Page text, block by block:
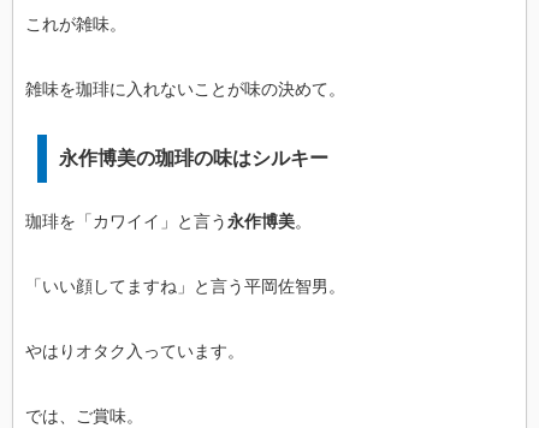
これが雑味。
雑味を珈琲に入れないことが味の決めて。
永作博美の珈琲の味はシルキー
珈琲を「カワイイ」と言う永作博美。
「いい顔してますね」と言う平岡佐智男。
やはりオタク入っています。
では、ご賞味。